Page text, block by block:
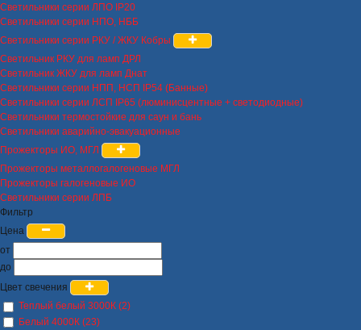
Светильники серии ЛПО IP20
Светильники серии НПО, НББ
Светильники серии РКУ / ЖКУ Кобры
Светильник РКУ для ламп ДРЛ
Светильник ЖКУ для ламп Днат
Светильники серии НПП, НСП IP54 (Банные)
Светильники серии ЛСП IP65 (люминисцентные + светодиодные)
Светильники термостойкие для саун и бань
Светильники аварийно-эвакуационные
Прожекторы ИО, МГЛ
Прожекторы металлогалогеновые МГЛ
Прожекторы галогеновые ИО
Светильники серии ЛПБ
Фильтр
Цена
от
до
Цвет свечения
Теплый белый 3000К (2)
Белый 4000К (23)